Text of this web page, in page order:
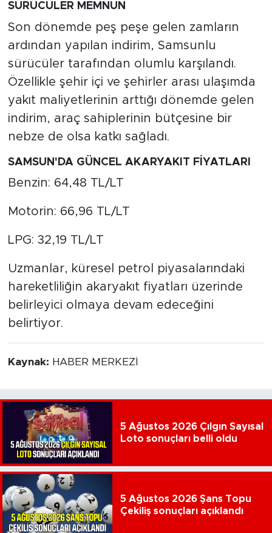
SÜRÜCÜLER MEMNUN
Son dönemde peş peşe gelen zamların
ardından yapılan indirim, Samsunlu
sürücüler tarafından olumlu karşılandı.
Özellikle şehir içi ve şehirler arası ulaşımda
yakıt maliyetlerinin arttığı dönemde gelen
indirim, araç sahiplerinin bütçesine bir
nebze de olsa katkı sağladı.
SAMSUN'DA GÜNCEL AKARYAKIT FİYATLARI
Benzin: 64,48 TL/LT
Motorin: 66,96 TL/LT
LPG: 32,19 TL/LT
Uzmanlar, küresel petrol piyasalarındaki
hareketliliğin akaryakıt fiyatları üzerinde
belirleyici olmaya devam edeceğini
belirtiyor.
Kaynak: HABER MERKEZİ
5 Ağustos 2026 Çılgın Sayısal
Loto sonuçları belli oldu
5 Ağustos 2026 Şans Topu
Çekiliş sonuçları açıklandı